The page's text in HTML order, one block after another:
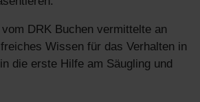
DRK Buchen vermittelte an
Wissen für das Verhalten in
die erste Hilfe am Säugling und